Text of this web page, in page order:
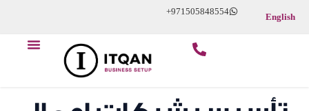
content
English
+971505848554